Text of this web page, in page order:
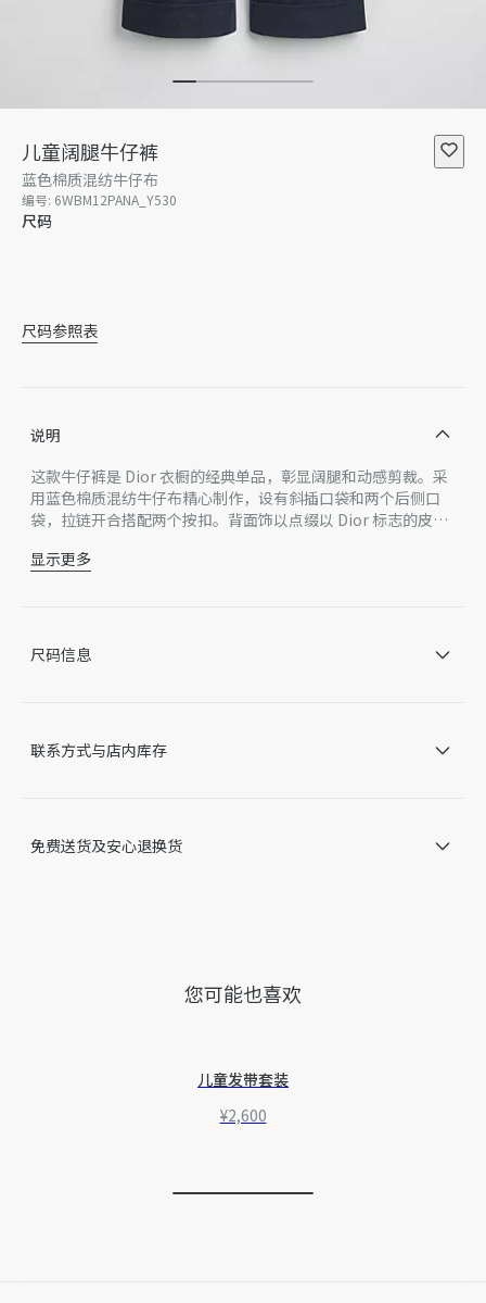
儿童阔腿牛仔裤
蓝色棉质混纺牛仔布
编号: 6WBM12PANA_Y530
尺码
尺码参照表
说明
这款牛仔裤是 Dior 衣橱的经典单品，彰显阔腿和动感剪裁。采
用蓝色棉质混纺牛仔布精心制作，设有斜插口袋和两个后侧口
袋，拉链开合搭配两个按扣。背面饰以点缀以 Dior 标志的皮革
绣提升格调，可与该系列的夹克搭配，打造充满趣味的精致造
左侧口袋下方饰以同色调 Dior 刺绣
正面拉链开合搭配 2 个镌刻有 Dior 标志的金属按扣
斜插口袋
无里料
关问题，请致电迪奥客服中心。
显示更多
尺码信息
联系方式与店内库存
免费送货及安心退换货
您可能也喜欢
儿童发带套装
¥2,600